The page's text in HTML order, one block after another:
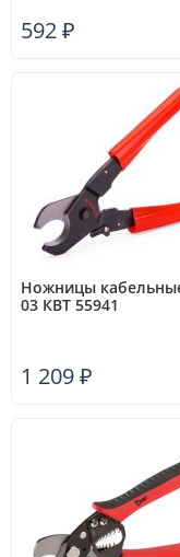
592₽
Ножницы
03 КВТ 55941
1 209₽